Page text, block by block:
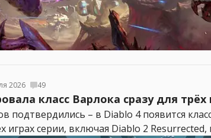
2026 49
класс Варлока сразу для
подтвердились – в Diablo 4 появится
играх серии, включая Diablo 2